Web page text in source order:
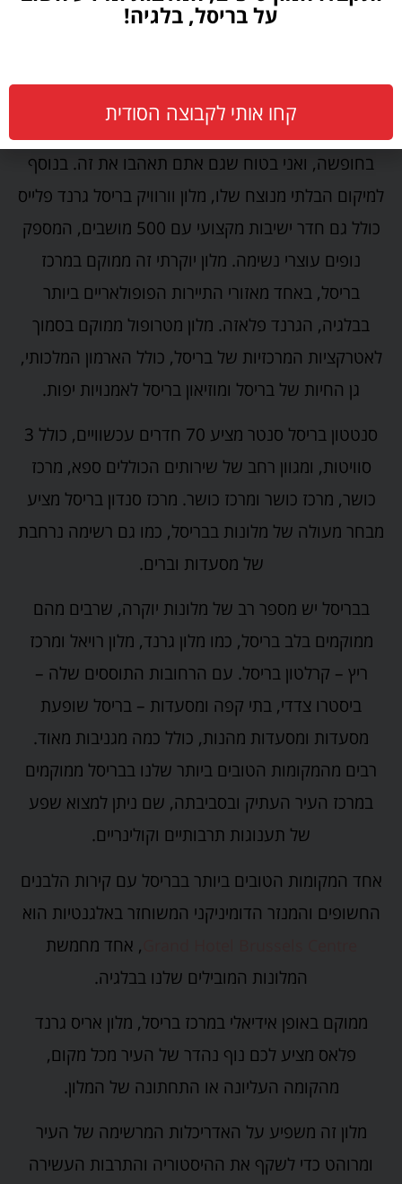
הייתי כאן בעבר ובאמת יכול להמליץ עליו כאחד המלונות
לעזור לך. זו בחירה מצוינת עבור מטיילים ומשפחות
בחופשה, ואני בטוח שגם אתם תאהבו את זה. בנוסף
למיקום הבלתי מנוצח שלו, מלון וורוויק בריסל גרנד פלייס
כולל גם חדר ישיבות מקצועי עם 500 מושבים, המספק
נופים עוצרי נשימה. מלון יוקרתי זה ממוקם במרכז
בריסל, באחד מאזורי התיירות הפופולאריים ביותר
בבלגיה, הגרנד פלאזה. מלון מטרופול ממוקם בסמוך
לאטרקציות המרכזיות של בריסל, כולל הארמון המלכותי,
גן החיות של בריסל ומוזיאון בריסל לאמנויות יפות.
סנטטון בריסל סנטר מציע 70 חדרים עכשוויים, כולל 3
סוויטות, ומגוון רחב של שירותים הכוללים ספא, מרכז
כושר, מרכז כושר ומרכז כושר. מרכז סנדון בריסל מציע
מבחר מעולה של מלונות בבריסל, כמו גם רשימה נרחבת
של מסעדות וברים.
בבריסל יש מספר רב של מלונות יוקרה, שרבים מהם
ממוקמים בלב בריסל, כמו מלון גרנד, מלון רויאל ומרכז
ריץ – קרלטון בריסל. עם הרחובות התוססים שלה –
ביסטרו צדדי, בתי קפה ומסעדות – בריסל שופעת
מסעדות ומסעדות מהנות, כולל כמה מגניבות מאוד.
רבים מהמקומות הטובים ביותר שלנו בבריסל ממוקמים
במרכז העיר העתיק ובסביבתה, שם ניתן למצוא שפע
של תענוגות תרבותיים וקולינריים.
אחד המקומות הטובים ביותר בבריסל עם קירות הלבנים
החשופים והמנזר הדומיניקני המשוחזר באלגנטיות הוא
, אחד מחמשת
המלונות המובילים שלנו בבלגיה.
ממוקם באופן אידיאלי במרכז בריסל, מלון אריס גרנד
פלאס מציע לכם נוף נהדר של העיר מכל מקום,
מהקומה העליונה או התחתונה של המלון.
מלון זה משפיע על האדריכלות המרשימה של העיר
ומרוהט כדי לשקף את ההיסטוריה והתרבות העשירה
על בריסל, בלגיה!
קחו אותי לקבוצה הסודית